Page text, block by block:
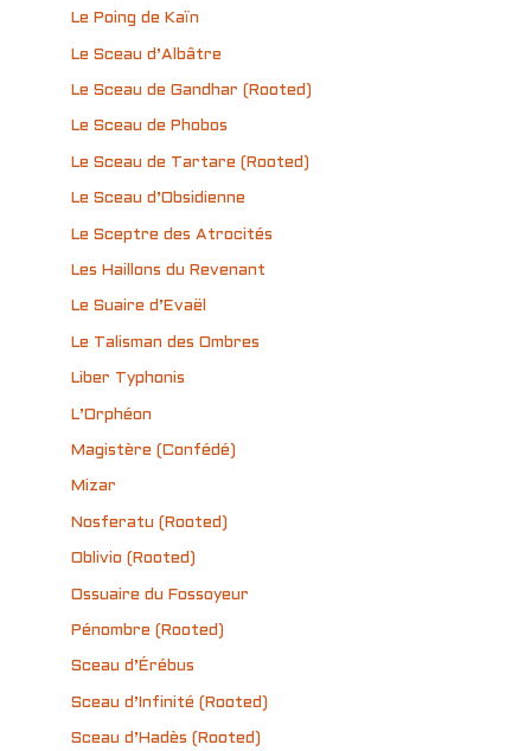
Le Poing de Kaïn
Le Sceau d’Albâtre
Le Sceau de Gandhar (Rooted)
Le Sceau de Phobos
Le Sceau de Tartare (Rooted)
Le Sceau d’Obsidienne
Le Sceptre des Atrocités
Les Haillons du Revenant
Le Suaire d’Evaël
Le Talisman des Ombres
Liber Typhonis
L’Orphéon
Magistère (Confédé)
Mizar
Nosferatu (Rooted)
Oblivio (Rooted)
Ossuaire du Fossoyeur
Pénombre (Rooted)
Sceau d’Érébus
Sceau d’Infinité (Rooted)
Sceau d’Hadès (Rooted)